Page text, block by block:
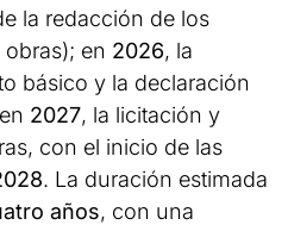
la redacción de los
en 2026, la
básico y la declaración
2027, la licitación y
con el inicio de las
. La duración estimada
años, con una